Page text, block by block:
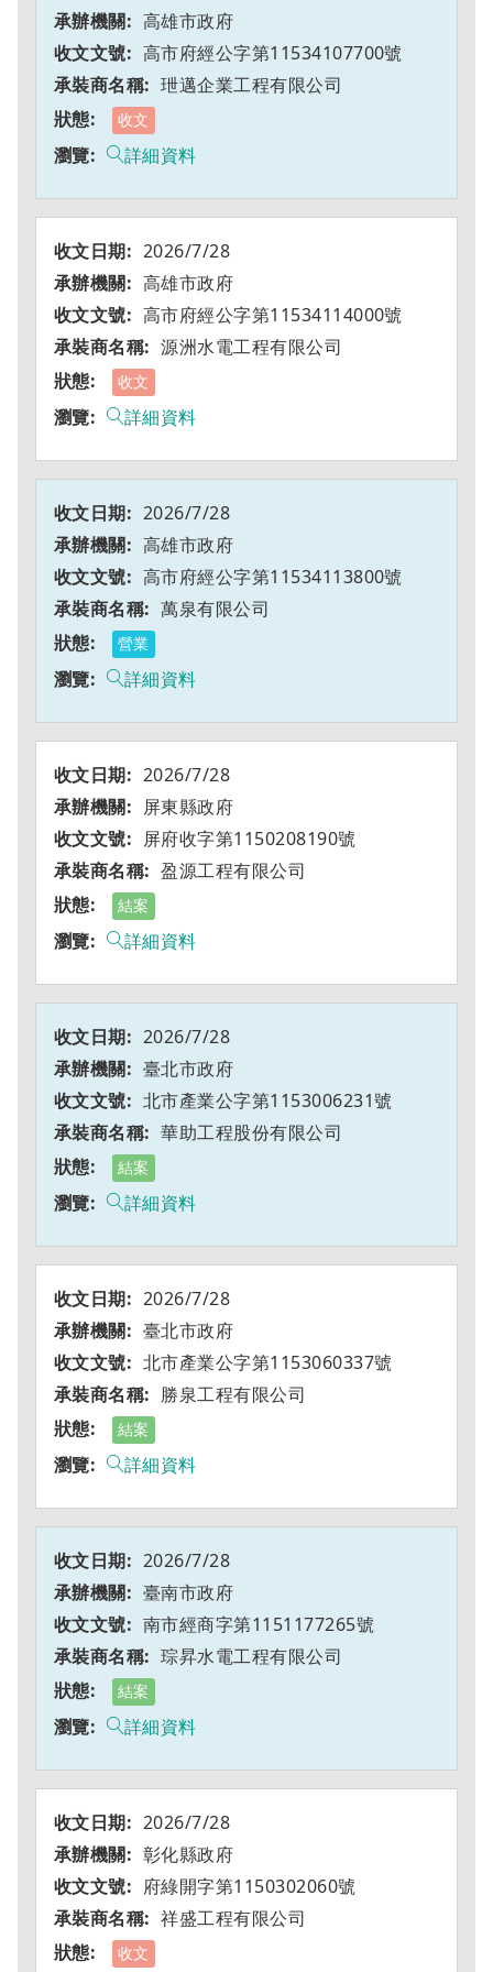
高雄市政府
高市府經公字第11534107700號
玴邁企業工程有限公司
收文
詳細資料
2026/7/28
高雄市政府
高市府經公字第11534114000號
源洲水電工程有限公司
收文
詳細資料
2026/7/28
高雄市政府
高市府經公字第11534113800號
萬泉有限公司
營業
詳細資料
2026/7/28
屏東縣政府
屏府收字第1150208190號
盈源工程有限公司
結案
詳細資料
2026/7/28
臺北市政府
北市產業公字第1153006231號
華助工程股份有限公司
結案
詳細資料
2026/7/28
臺北市政府
北市產業公字第1153060337號
勝泉工程有限公司
結案
詳細資料
2026/7/28
臺南市政府
南市經商字第1151177265號
琮昇水電工程有限公司
結案
詳細資料
2026/7/28
彰化縣政府
府綠開字第1150302060號
祥盛工程有限公司
收文